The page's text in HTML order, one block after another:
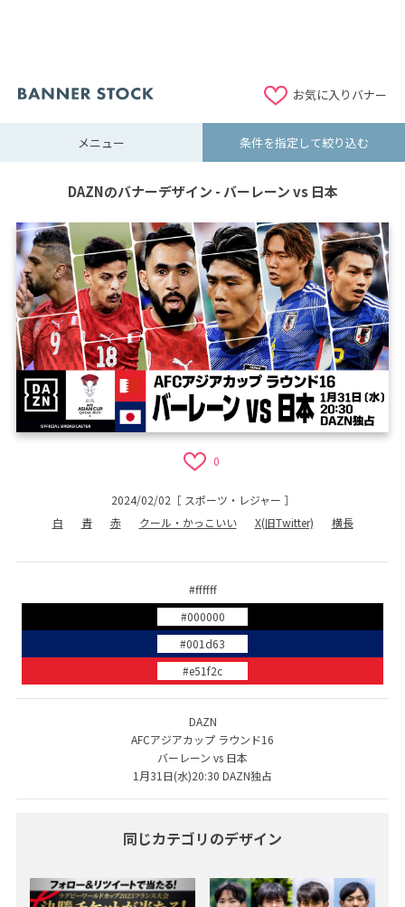
お気に入りバナー
メニュー 条件を指定して絞り込む
DAZNのバナーデザイン - バーレーン vs 日本
0
2024/02/02 ［ スポーツ・レジャー ］
白
青 赤 クール・かっこいい X(旧Twitter) 横長
#ffffff
#000000
#001d63
#e51f2c
DAZN
AFCアジアカップ ラウンド16
バーレーン vs 日本
1月31日(水)20:30 DAZN独占
同じカテゴリのデザイン